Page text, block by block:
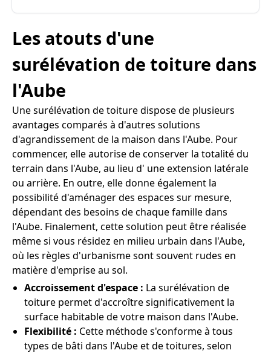
Les atouts d'une
surélévation de toiture dans
l'Aube
Une surélévation de toiture dispose de plusieurs
avantages comparés à d'autres solutions
d'agrandissement de la maison dans l'Aube. Pour
commencer, elle autorise de conserver la totalité du
terrain dans l'Aube, au lieu d' une extension latérale
ou arrière. En outre, elle donne également la
possibilité d'aménager des espaces sur mesure,
dépendant des besoins de chaque famille dans
l'Aube. Finalement, cette solution peut être réalisée
même si vous résidez en milieu urbain dans l'Aube,
où les règles d'urbanisme sont souvent rudes en
matière d'emprise au sol.
Accroissement d'espace : La surélévation de
toiture permet d'accroître significativement la
surface habitable de votre maison dans l'Aube.
Flexibilité : Cette méthode s'conforme à tous
types de bâti dans l'Aube et de toitures, selon